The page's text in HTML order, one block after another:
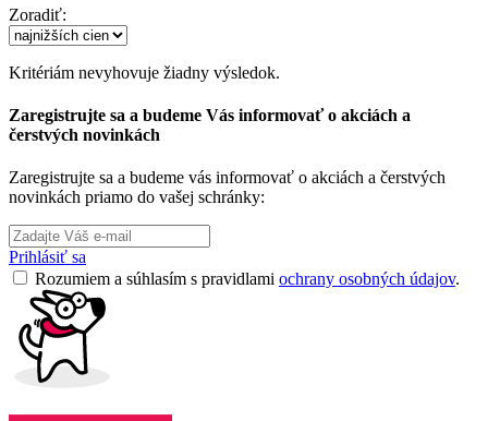
Zoradiť:
Kritériám nevyhovuje žiadny výsledok.
Zaregistrujte sa a budeme Vás informovať o akciách a
čerstvých novinkách
Zaregistrujte sa a budeme vás informovať o akciách a čerstvých
novinkách priamo do vašej schránky:
Prihlásiť sa
Rozumiem a súhlasím s pravidlami ochrany osobných údajov.